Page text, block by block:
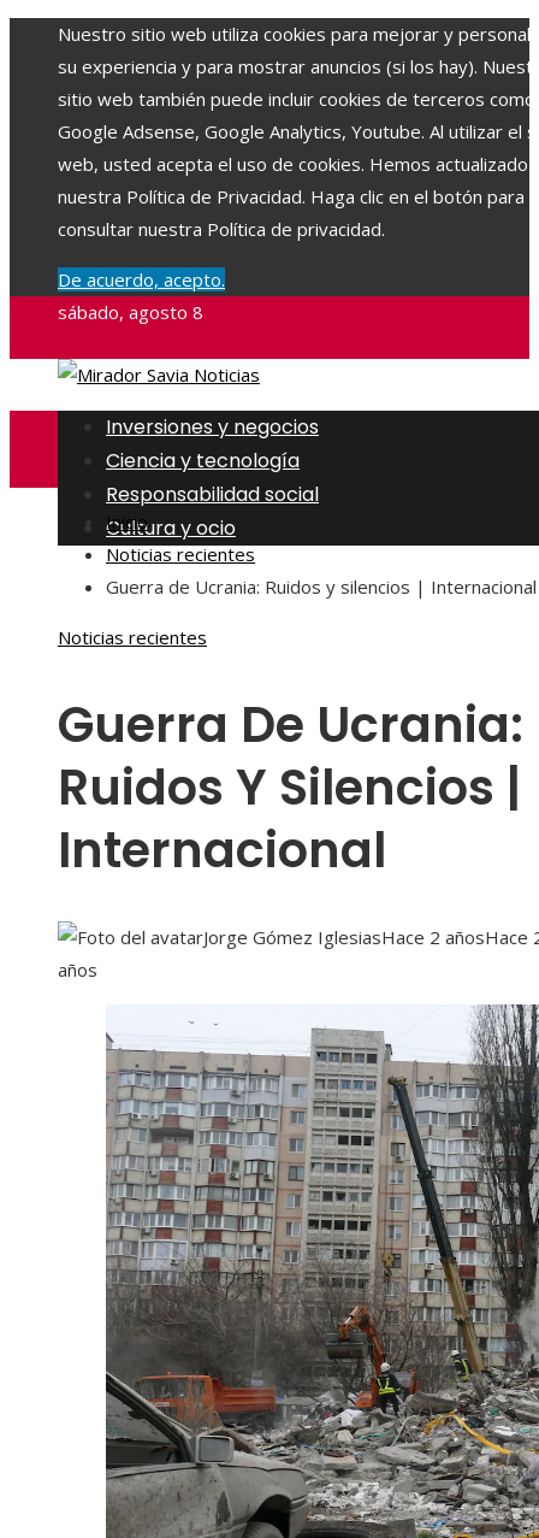
Nuestro sitio web utiliza cookies para mejorar y
su experiencia y para mostrar anuncios (si los hay).
sitio web también puede incluir cookies de terceros como
Google Adsense, Google Analytics, Youtube. Al utilizar el
web, usted acepta el uso de cookies. Hemos actualizado
nuestra Política de Privacidad. Haga clic en el botón para
consultar nuestra Política de privacidad.
De acuerdo, acepto.
sábado, agosto 8
Inversiones y negocios
Ciencia y tecnología
Responsabilidad social
Cultura y ocio
Inicio
Noticias recientes
Guerra de Ucrania: Ruidos y silencios | Internacional
Noticias recientes
Guerra De Ucrania:
Ruidos Y Silencios |
Internacional
Jorge Gómez IglesiasHace 2 añosHace
años